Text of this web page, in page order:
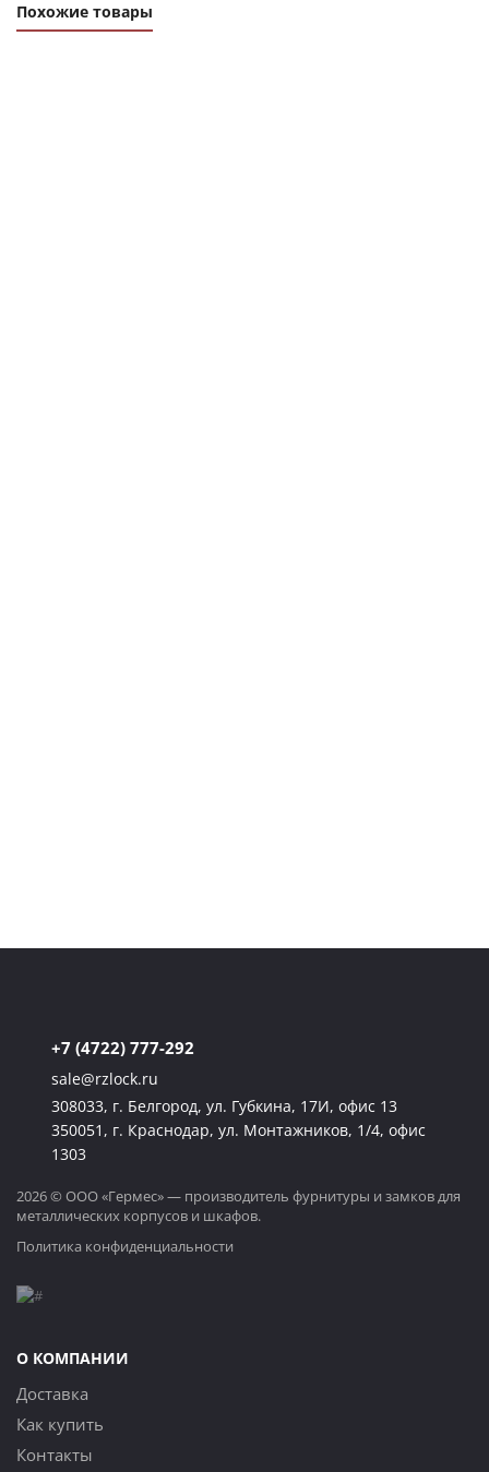
Похожие товары
+7 (4722) 777-292
sale@rzlock.ru
308033, г. Белгород, ул. Губкина, 17И, офис 13
350051, г. Краснодар, ул. Монтажников, 1/4, офис
1303
2026 © ООО «Гермес» — производитель фурнитуры и замков для
металлических корпусов и шкафов.
Политика конфиденциальности
О КОМПАНИИ
Доставка
Как купить
Контакты